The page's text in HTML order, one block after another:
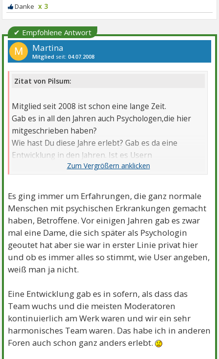
x 3
✔ Empfohlene Antwort
M Martina
Mitglied seit:04.07.2008
Zitat von Pilsum:
Mitglied seit 2008 ist schon eine lange Zeit.
Gab es in all den Jahren auch Psychologen,die hier
mitgeschrieben haben?
Wie hast Du diese Jahre erlebt? Gab es da eine
Entwicklung in den Jahren. Ist es Usern
dauerhaft besser gegangen und wenn ja, sind sie im
Nach meiner Erfahrung verlassen User häufig ein
Forum wenn es ihnen besser geht.
Fast immer plötzlich und unerwartet, ohne sich zu
verabschieden.
Es ging immer um Erfahrungen, die ganz normale
Menschen mit psychischen Erkrankungen gemacht
haben, Betroffene. Vor einigen Jahren gab es zwar
mal eine Dame, die sich später als Psychologin
geoutet hat aber sie war in erster Linie privat hier
und ob es immer alles so stimmt, wie User angeben,
weiß man ja nicht.
Eine Entwicklung gab es in sofern, als dass das
Team wuchs und die meisten Moderatoren
kontinuierlich am Werk waren und wir ein sehr
harmonisches Team waren. Das habe ich in anderen
Foren auch schon ganz anders erlebt.